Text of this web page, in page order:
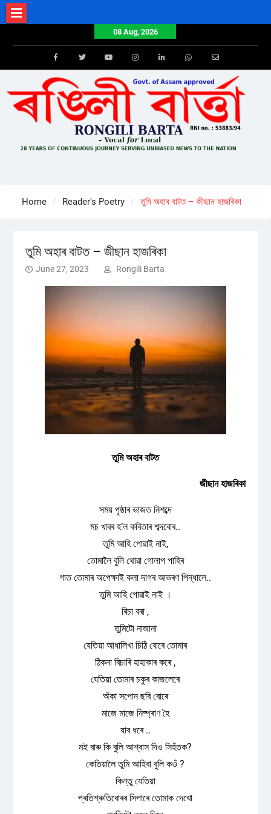
Skip
to
08 Aug, 2026
FacebookTwitterYoutube Email
Home Reader's Poetry তুমি অহাৰ বাটত – জীছান হাজৰিকা
তুমি অহাৰ বাটত – জীছান হাজৰিকা
June 27, 2023 Rongili Barta
তুমি অহাৰ বাটত
জীছান হাজৰিকা
সময় পৃষ্ঠাৰ ভাজত নিশব্দে
মচ খাবৰ হ’ল কবিতাৰ শব্দবোৰ..
তুমি আহি পোৱাই নাই,
তোমালৈ বুলি থোৱা গোলাপ পাহিৰ
গাত তোমাৰ অপেক্ষাই কলা দাগৰ আভৰণ পিন্ধালে..
তুমি আহি পোৱাই নাই ।
ৰিচা বৰা ,
তুমিটো নাজানা
যেতিয়া আধালিখা চিঠি বোৰে তোমাৰ
ঠিকনা বিচাৰি হাহাকাৰ কৰে ,
যেতিয়া তোমাৰ চকুৰ কাজলেৰে
অঁকা সপোন ছবি বোৰে
মাজে মাজে নিষ্প্ৰাণ হৈ
যাব ধৰে ..
মই বাৰু কি বুলি আশ্বাস দিও সিহঁতক?
কেতিয়ালৈ তুমি আহিবা বুলি কওঁ ?
কিন্তু যেতিয়া
প্ৰতিশ্ৰুতিবোৰৰ সিপাৰে তোমাক দেখো